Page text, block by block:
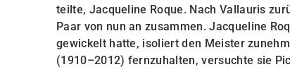
teilte, Jacqueline Roque. Nach Vallauris
Paar von nun an zusammen. Jacqueline
gewickelt hatte, isoliert den Meister
(1910–2012) fernzuhalten, versuchte sie